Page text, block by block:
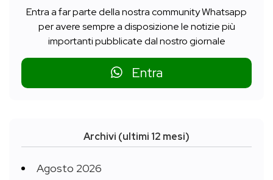
Entra a far parte della nostra community Whatsapp
per avere sempre a disposizione le notizie più
importanti pubblicate dal nostro giornale
Entra
Archivi (ultimi 12 mesi)
Agosto 2026